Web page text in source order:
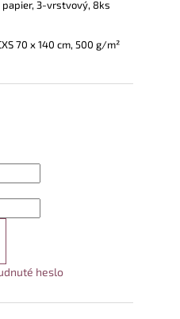
3-vrstvový, 8ks
70 x 140 cm, 500 g/m²
heslo